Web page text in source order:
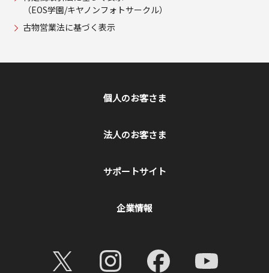
（EOS学園/キヤノンフォトサークル）
古物営業法に基づく表示
個人のお客さま
法人のお客さま
サポートサイト
企業情報